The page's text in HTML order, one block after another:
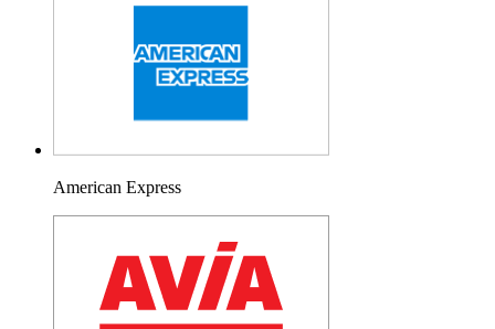
American Express